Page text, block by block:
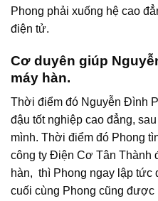
Phong phải xuống hệ cao
điện tử.
Cơ duyên giúp
máy hàn.
Thời điểm đó Nguyễn Đình
đậu tốt nghiệp cao đẳng,
mình. Thời điểm đó Phong
công ty Điện Cơ Tân Thành
hàn, thì Phong ngay lập tức
cuối cùng Phong cũng được